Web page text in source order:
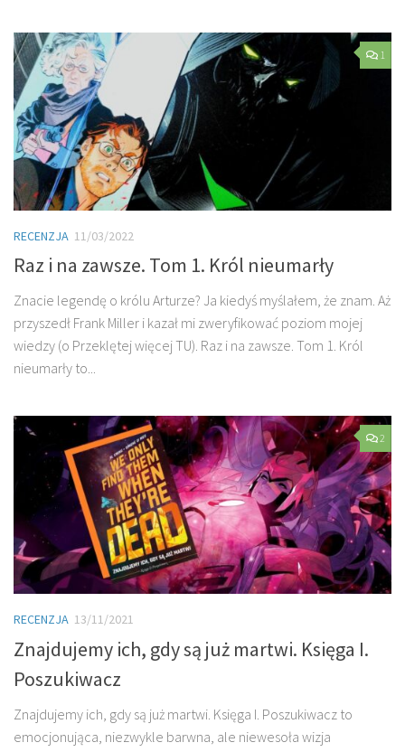
1
RECENZJA 11/03/2022
Raz i na zawsze. Tom 1. Król nieumarły
Znacie legendę o królu Arturze? Ja kiedyś myślałem, że znam. Aż
przyszedł Frank Miller i kazał mi zweryfikować poziom mojej
wiedzy (o Przeklętej więcej TU). Raz i na zawsze. Tom 1. Król
nieumarły to...
2
RECENZJA 13/11/2021
Znajdujemy ich, gdy są już martwi. Księga I.
Poszukiwacz
Znajdujemy ich, gdy są już martwi. Księga I. Poszukiwacz to
emocjonująca, niezwykle barwna, ale niewesoła wizja